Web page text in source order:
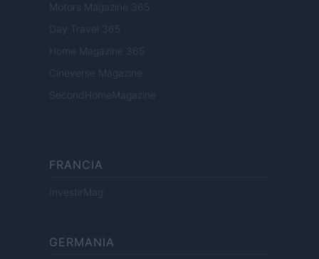
Motors Magazine 365
Day Travel 365
Home Magazine 365
Cineverse Magazine
SecondHomeMagazine
FRANCIA
InvestirMag
GERMANIA